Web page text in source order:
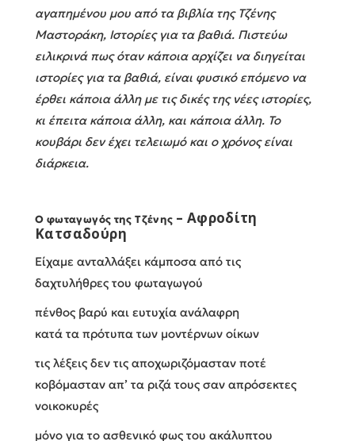
αγαπημένου μου από τα βιβλία της Τζένης
Μαστοράκη, Ιστορίες για τα βαθιά. Πιστεύω
ειλικρινά πως όταν κάποια αρχίζει να διηγείται
ιστορίες για τα βαθιά, είναι φυσικό επόμενο να
έρθει κάποια άλλη με τις δικές της νέες ιστορίες,
κι έπειτα κάποια άλλη, και κάποια άλλη. Το
κουβάρι δεν έχει τελειωμό και ο χρόνος είναι
διάρκεια.
Ο φωταγωγός της Τζένης – Αφροδίτη
Κατσαδούρη
Eίχαμε ανταλλάξει κάμποσα από τις
δαχτυλήθρες του φωταγωγού
πένθος βαρύ και ευτυχία ανάλαφρη
κατά τα πρότυπα των μοντέρνων οίκων
τις λέξεις δεν τις αποχωριζόμασταν ποτέ
κοβόμασταν απ’ τα ριζά τους σαν απρόσεκτες
νοικοκυρές
μόνο για το ασθενικό φως του ακάλυπτου